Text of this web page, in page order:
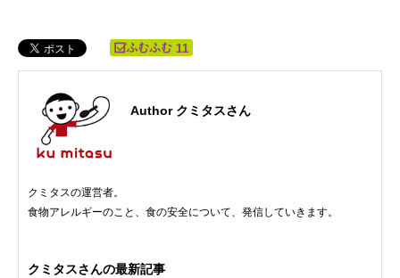
11
Author クミタスさん
クミタスの運営者。
食物アレルギーのこと、食の安全について、発信していきます。
クミタスさんの最新記事